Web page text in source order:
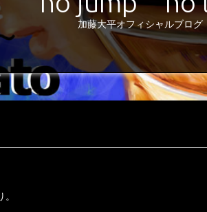
加藤大平オフィシャルブログ